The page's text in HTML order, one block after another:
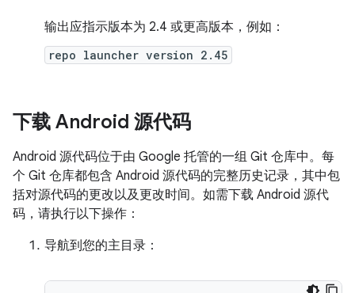
输出应指示版本为 2.4 或更高版本，例如：
repo launcher version 2.45
下载 Android 源代码
Android 源代码位于由 Google 托管的一组 Git 仓库中。每
个 Git 仓库都包含 Android 源代码的完整历史记录，其中包
括对源代码的更改以及更改时间。如需下载 Android 源代
码，请执行以下操作：
导航到您的主目录：